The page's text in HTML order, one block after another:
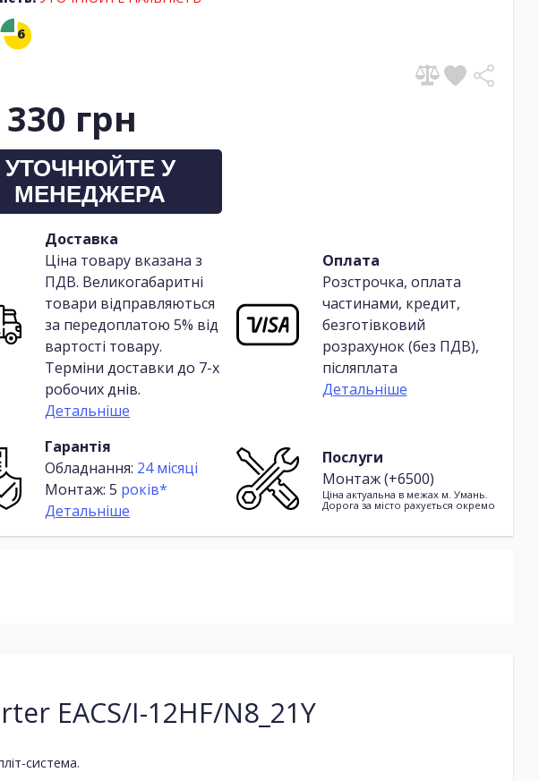
6
грн
УТОЧНЮЙТЕ У
МЕНЕДЖЕРА
Доставка
Ціна товару вказана з
ПДВ. Великогабаритні
товари відправляються
за передоплатою 5% від
вартості товару.
Терміни доставки до 7-х
робочих днів.
Детальніше
Оплата
Розстрочка, оплата
частинами, кредит,
безготівковий
розрахунок (без ПДВ),
післяплата
Детальніше
Гарантія
Обладнання: 24 місяці
Монтаж: 5 років*
Детальніше
Послуги
Монтаж (+6500)
Ціна актуальна в межах м. Умань.
Дорога за місто рахується окремо
EACS/I-12HF/N8_21Y
система.